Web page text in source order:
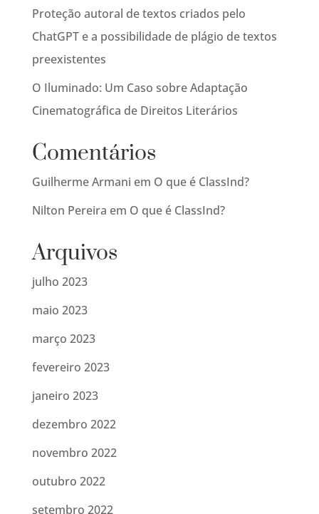
Proteção autoral de textos criados pelo
ChatGPT e a possibilidade de plágio de textos
preexistentes
O Iluminado: Um Caso sobre Adaptação
Cinematográfica de Direitos Literários
Comentários
Guilherme Armani em O que é ClassInd?
Nilton Pereira em O que é ClassInd?
Arquivos
julho 2023
maio 2023
março 2023
fevereiro 2023
janeiro 2023
dezembro 2022
novembro 2022
outubro 2022
setembro 2022